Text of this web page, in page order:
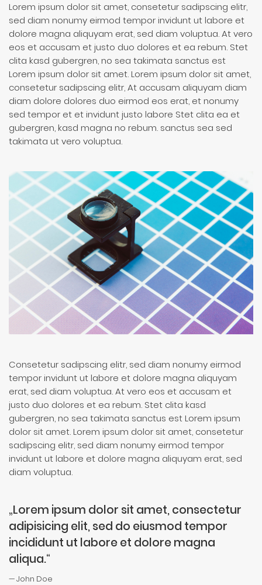
Lorem ipsum dolor sit amet, consetetur sadipscing elitr,
sed diam nonumy eirmod tempor invidunt ut labore et
dolore magna aliquyam erat, sed diam voluptua. At vero
eos et accusam et justo duo dolores et ea rebum. Stet
clita kasd gubergren, no sea takimata sanctus est
Lorem ipsum dolor sit amet. Lorem ipsum dolor sit amet,
consetetur sadipscing elitr, At accusam aliquyam diam
diam dolore dolores duo eirmod eos erat, et nonumy
sed tempor et et invidunt justo labore Stet clita ea et
gubergren, kasd magna no rebum. sanctus sea sed
takimata ut vero voluptua.
Consetetur sadipscing elitr, sed diam nonumy eirmod
tempor invidunt ut labore et dolore magna aliquyam
erat, sed diam voluptua. At vero eos et accusam et
justo duo dolores et ea rebum. Stet clita kasd
gubergren, no sea takimata sanctus est Lorem ipsum
dolor sit amet. Lorem ipsum dolor sit amet, consetetur
sadipscing elitr, sed diam nonumy eirmod tempor
invidunt ut labore et dolore magna aliquyam erat, sed
diam voluptua.
„Lorem ipsum dolor sit amet, consectetur
adipisicing elit, sed do eiusmod tempor
incididunt ut labore et dolore magna
aliqua.“
John Doe